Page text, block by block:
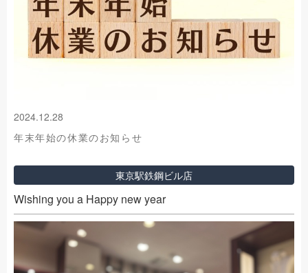
2024.12.28
年末年始の休業のお知らせ
東京駅鉄鋼ビル店
Wishing you a Happy new year